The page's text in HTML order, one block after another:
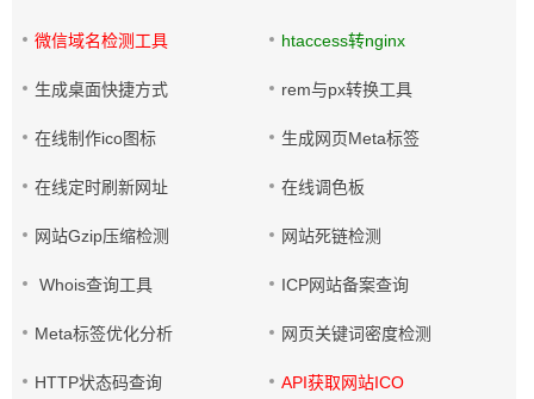
微信域名检测工具 htaccess转nginx
生成桌面快捷方式 rem与px转换工具
在线制作ico图标 生成网页Meta标签
在线定时刷新网址 在线调色板
网站Gzip压缩检测 网站死链检测
Whois查询工具 ICP网站备案查询
Meta标签优化分析 网页关键词密度检测
HTTP状态码查询 API获取网站ICO